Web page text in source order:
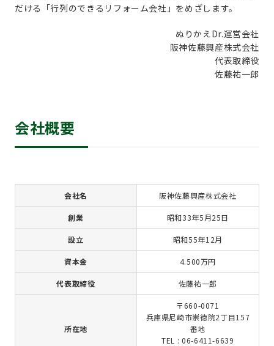
だける「行列のできるリフォーム会社」をめざします。
ぬりかえDr.運営会社
阪神佐藤興産株式会社
代表取締役
佐藤祐一郎
会社概要
会社名 阪神佐藤興産株式会社
創業 昭和33年5月25日
設立 昭和55年12月
資本金 4.500万円
代表取締役 佐藤祐一郎
所在地
〒660-0071
兵庫県尼崎市崇徳院2丁目157
番地
TEL : 06-6411-6639